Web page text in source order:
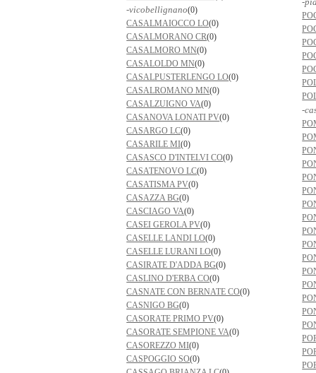
-vicobellignano(0)
CASALMAIOCCO LO(0)
CASALMORANO CR(0)
CASALMORO MN(0)
CASALOLDO MN(0)
CASALPUSTERLENGO LO(0)
CASALROMANO MN(0)
CASALZUIGNO VA(0)
CASANOVA LONATI PV(0)
CASARGO LC(0)
CASARILE MI(0)
CASASCO D'INTELVI CO(0)
CASATENOVO LC(0)
CASATISMA PV(0)
CASAZZA BG(0)
CASCIAGO VA(0)
CASEI GEROLA PV(0)
CASELLE LANDI LO(0)
CASELLE LURANI LO(0)
CASIRATE D'ADDA BG(0)
CASLINO D'ERBA CO(0)
CASNATE CON BERNATE CO(0)
CASNIGO BG(0)
CASORATE PRIMO PV(0)
CASORATE SEMPIONE VA(0)
CASOREZZO MI(0)
CASPOGGIO SO(0)
-